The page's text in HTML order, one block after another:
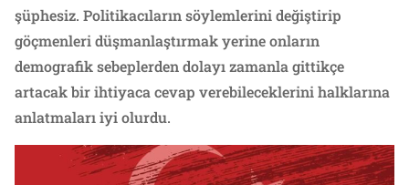
şüphesiz. Politikacıların söylemlerini değiştirip
göçmenleri düşmanlaştırmak yerine onların
demografik sebeplerden dolayı zamanla gittikçe
artacak bir ihtiyaca cevap verebileceklerini halklarına
anlatmaları iyi olurdu.